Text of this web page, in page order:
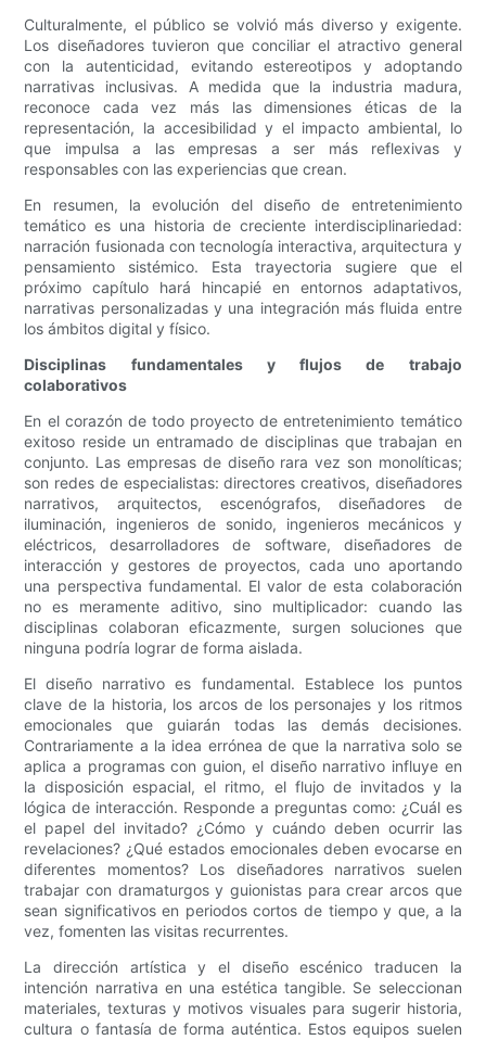
Culturalmente, el público se volvió más diverso y exigente.
Los diseñadores tuvieron que conciliar el atractivo general
con la autenticidad, evitando estereotipos y adoptando
narrativas inclusivas. A medida que la industria madura,
reconoce cada vez más las dimensiones éticas de la
representación, la accesibilidad y el impacto ambiental, lo
que impulsa a las empresas a ser más reflexivas y
responsables con las experiencias que crean.
En resumen, la evolución del diseño de entretenimiento
temático es una historia de creciente interdisciplinariedad:
narración fusionada con tecnología interactiva, arquitectura y
pensamiento sistémico. Esta trayectoria sugiere que el
próximo capítulo hará hincapié en entornos adaptativos,
narrativas personalizadas y una integración más fluida entre
los ámbitos digital y físico.
Disciplinas fundamentales y flujos de trabajo
colaborativos
En el corazón de todo proyecto de entretenimiento temático
exitoso reside un entramado de disciplinas que trabajan en
conjunto. Las empresas de diseño rara vez son monolíticas;
son redes de especialistas: directores creativos, diseñadores
narrativos, arquitectos, escenógrafos, diseñadores de
iluminación, ingenieros de sonido, ingenieros mecánicos y
eléctricos, desarrolladores de software, diseñadores de
interacción y gestores de proyectos, cada uno aportando
una perspectiva fundamental. El valor de esta colaboración
no es meramente aditivo, sino multiplicador: cuando las
disciplinas colaboran eficazmente, surgen soluciones que
ninguna podría lograr de forma aislada.
El diseño narrativo es fundamental. Establece los puntos
clave de la historia, los arcos de los personajes y los ritmos
emocionales que guiarán todas las demás decisiones.
Contrariamente a la idea errónea de que la narrativa solo se
aplica a programas con guion, el diseño narrativo influye en
la disposición espacial, el ritmo, el flujo de invitados y la
lógica de interacción. Responde a preguntas como: ¿Cuál es
el papel del invitado? ¿Cómo y cuándo deben ocurrir las
revelaciones? ¿Qué estados emocionales deben evocarse en
diferentes momentos? Los diseñadores narrativos suelen
trabajar con dramaturgos y guionistas para crear arcos que
sean significativos en periodos cortos de tiempo y que, a la
vez, fomenten las visitas recurrentes.
La dirección artística y el diseño escénico traducen la
intención narrativa en una estética tangible. Se seleccionan
materiales, texturas y motivos visuales para sugerir historia,
cultura o fantasía de forma auténtica. Estos equipos suelen